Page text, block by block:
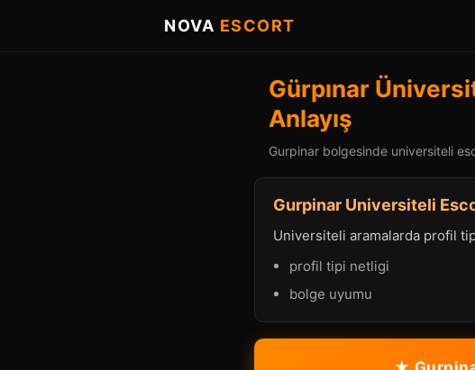
NOVA ESCORT
Gürpınar
Anlayış
Gurpinar bolgesinde universiteli
Gurpinar Universiteli
Universiteli aramalarda profil
profil tipi netligi
bolge uyumu